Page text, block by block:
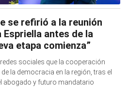
se refirió a la reunión
Espriella antes de la
etapa comienza”
sociales que la cooperación
la democracia en la región, tras el
abogado y futuro mandatario